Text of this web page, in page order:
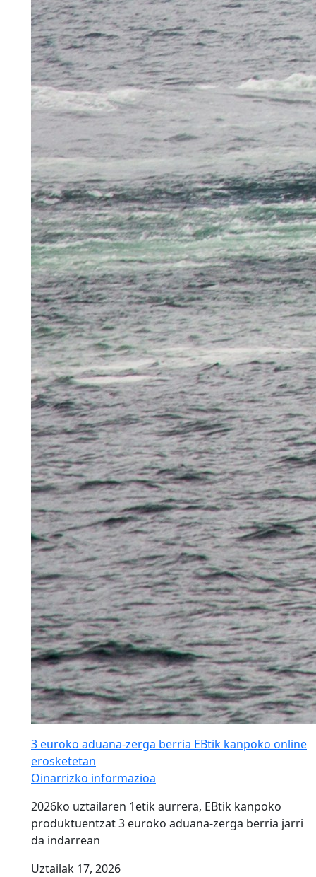
3 euroko aduana-zerga berria EBtik kanpoko online
erosketetan
Oinarrizko informazioa
2026ko uztailaren 1etik aurrera, EBtik kanpoko
produktuentzat 3 euroko aduana-zerga berria jarri
da indarrean
Uztailak 17, 2026